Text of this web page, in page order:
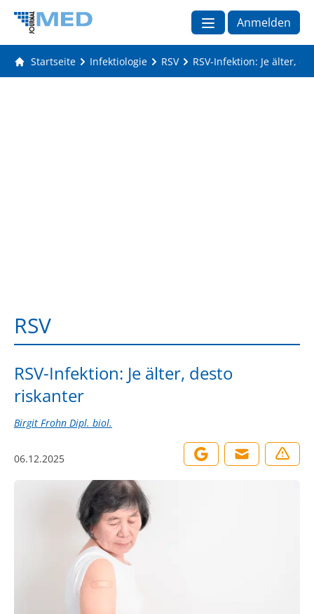
Anmelden
Startseite Infektiologie RSV RSV-Infektion: Je älter,
RSV
RSV-Infektion: Je älter, desto
riskanter
Birgit Frohn Dipl. biol.
06.12.2025